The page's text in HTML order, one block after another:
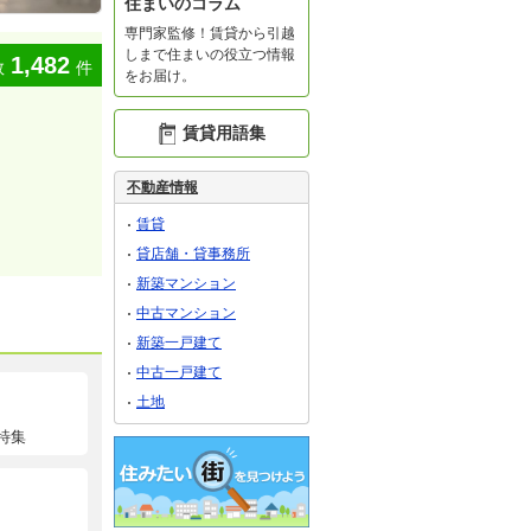
1,482 件
集
専門家監修！賃貸から引越
しまで住まいの役立つ情報
をお届け。
賃貸用語集
不動産情報
賃貸
貸店舗・貸事務所
新築マンション
中古マンション
新築一戸建て
中古一戸建て
土地